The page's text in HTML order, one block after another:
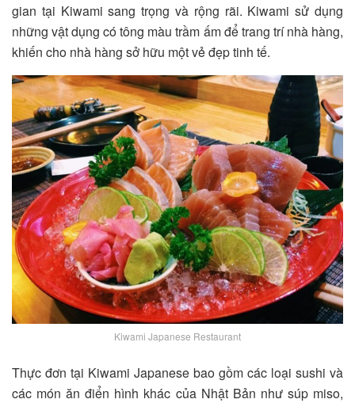
gian tại Kiwami sang trọng và rộng rãi. Kiwami sử dụng
những vật dụng có tông màu trầm ấm để trang trí nhà hàng,
khiến cho nhà hàng sở hữu một vẻ đẹp tinh tế.
Kiwami Japanese Restaurant
Thực đơn tại Kiwami Japanese bao gồm các loại sushi và
các món ăn điển hình khác của Nhật Bản như súp miso,